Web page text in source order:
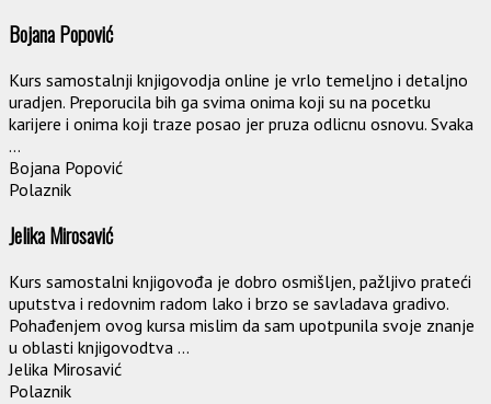
Bojana Popović
Kurs samostalnji knjigovodja online je vrlo temeljno i detaljno
uradjen. Preporucila bih ga svima onima koji su na pocetku
karijere i onima koji traze posao jer pruza odlicnu osnovu. Svaka
...
Bojana Popović
Polaznik
Jelika Mirosavić
Kurs samostalni knjigovođa je dobro osmišljen, pažljivo prateći
uputstva i redovnim radom lako i brzo se savladava gradivo.
Pohađenjem ovog kursa mislim da sam upotpunila svoje znanje
u oblasti knjigovodtva ...
Jelika Mirosavić
Polaznik